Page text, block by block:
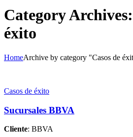
Category
éxito
HomeArchive by category "Casos de
Casos de éxito
Sucursales BBVA
Cliente: BBVA